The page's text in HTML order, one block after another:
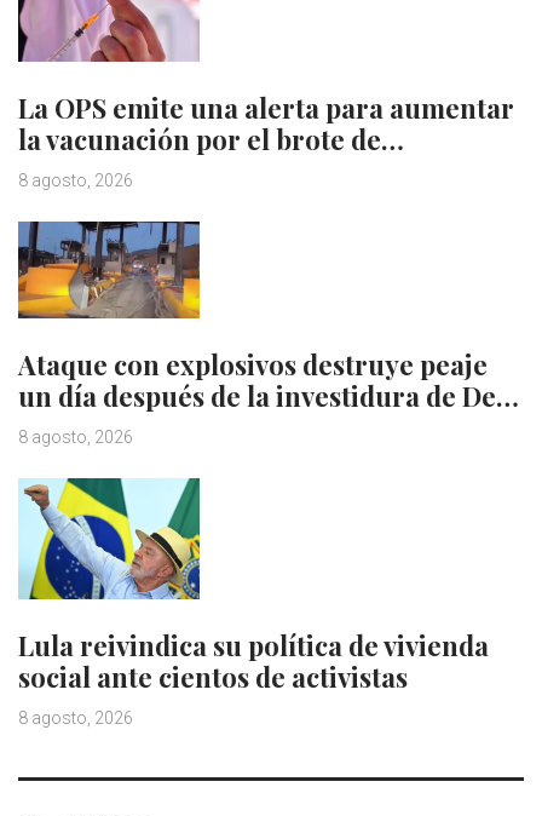
La OPS emite una alerta para aumentar
la vacunación por el brote de…
8 agosto, 2026
Ataque con explosivos destruye peaje
un día después de la investidura de De…
8 agosto, 2026
Lula reivindica su política de vivienda
social ante cientos de activistas
8 agosto, 2026